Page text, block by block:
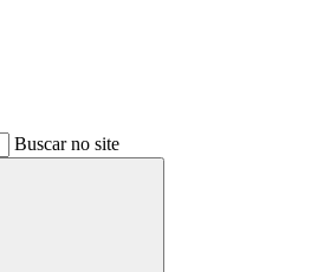
Buscar no site